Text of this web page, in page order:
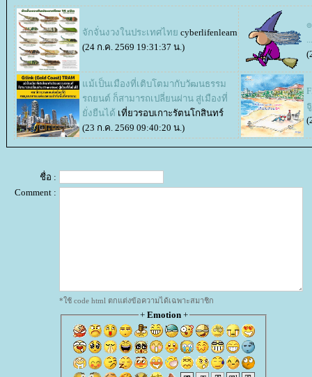
จักจั่นงวงในประเทศไท cyberlifenlearn
(24 ก.ค. 2569 19:31:37 น.)
ม้เป็นเมืองที่เติบโตมากับวัฒนธรรม
รถยนต์ ก็สามารถเปลี่ยนผ่าน สู่เมืองที่
ั่งยืนได้ เที่ยวรอบเกาะรัตนโกสินทร์
(23 ก.ค. 2569 09:40:20 น.)
ชื่อ :
Comment :
*ใช้ code html ตกแต่งข้อความได้เฉพาะสมาชิก
+ Emotion+